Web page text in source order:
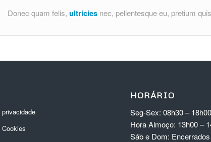
Donec quam felis, ultriciesnec, pellentesque eu, pretium
HORÁRIO
Seg-Sex: 08h30 – 18h00
Hora Almoço: 13h00 –
Sáb e Dom: Encerrados